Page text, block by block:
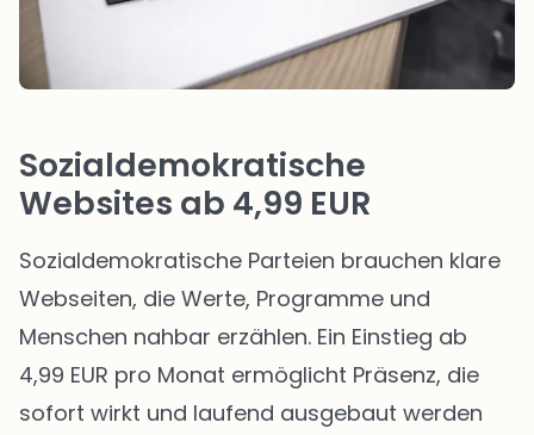
Sozialdemokratische
Websites ab 4,99 EUR
Sozialdemokratische Parteien brauchen klare
Webseiten, die Werte, Programme und
Menschen nahbar erzählen. Ein Einstieg ab
4,99 EUR pro Monat ermöglicht Präsenz, die
sofort wirkt und laufend ausgebaut werden